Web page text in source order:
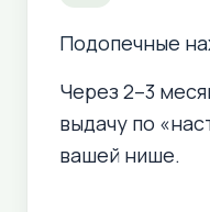
Подопечные
Через 2–3
выдачу по
вашей нише.